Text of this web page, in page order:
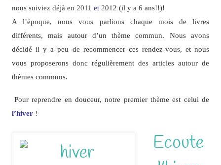
nous suiviez déjà en 2011 et2012 (il y a 6 ans!!)!
A l’époque, nous vous parlions chaque mois de livres
différents, mais autour d’un thème commun. Nous avons
décidé il y a peu de recommencer ces rendez-vous, et nous
vous proposerons donc régulièrement des articles autour de
thèmes communs.
Pour reprendre en douceur, notre premier thème est celui de
l’hiver!
Ecoute